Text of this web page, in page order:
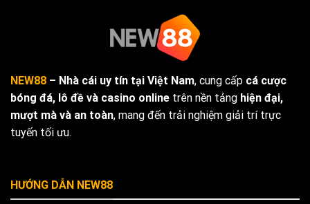
Chóng
Trong
1
Phút
NEW88 – Nhà cái uy tín tại Việt Nam, cung cấp cá cược
bóng đá, lô đề và casino online trên nền tảng hiện đại,
mượt mà và an toàn, mang đến trải nghiệm giải trí trực
tuyến tối ưu.
HƯỚNG DẪN NEW88